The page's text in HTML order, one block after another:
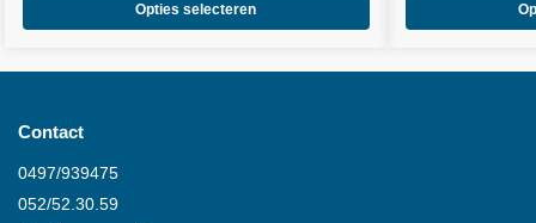
Opties selecteren
Contact
0497/939475
052/52.30.59